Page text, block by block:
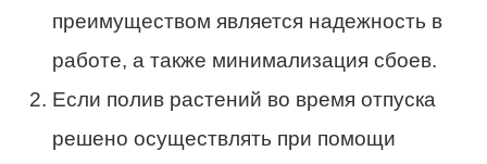
преимуществом является надежность в
работе, а также минимализация сбоев.
Если полив растений во время отпуска
решено осуществлять при помощи